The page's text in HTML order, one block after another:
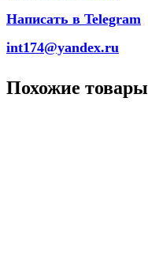
Написать в Telegram
int174@yandex.ru
Похожие товары